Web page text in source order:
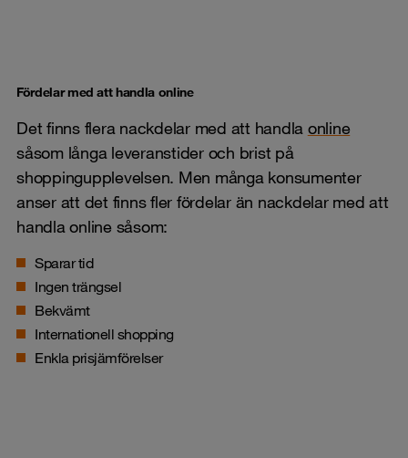
Fördelar med att handla online
Det finns flera nackdelar med att handla online
såsom långa leveranstider och brist på
shoppingupplevelsen. Men många konsumenter
anser att det finns fler fördelar än nackdelar med att
handla online såsom:
Sparar tid
Ingen trängsel
Bekvämt
Internationell shopping
Enkla prisjämförelser